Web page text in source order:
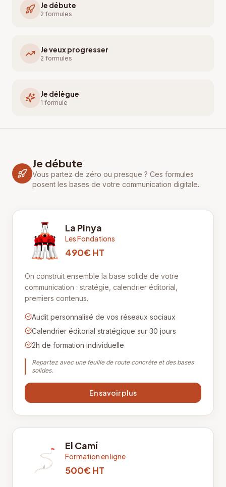
Je débute
2 formules
Je veux progresser
2 formules
Je délègue
1 formule
Je débute
Vous partez de zéro ou presque ? Ces formules
posent les bases de votre communication digitale.
La Pinya
Les Fondations
490€ HT
On construit ensemble la base solide de votre
communication : stratégie, calendrier éditorial,
premiers contenus.
Audit personnalisé de vos réseaux sociaux
Calendrier éditorial stratégique sur 30 jours
2h de formation individuelle
Repartez avec une feuille de route concrète et des bases
solides.
En savoir plus
El Camí
Formation en ligne
500€ HT